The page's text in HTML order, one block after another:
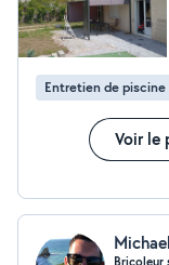
Entretien de piscine
Voir le